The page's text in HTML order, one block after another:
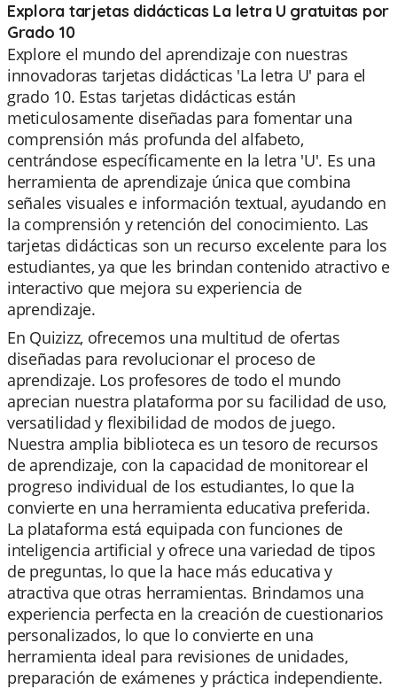
Explora tarjetas didácticas La letra U gratuitas por
Grado 10
Explore el mundo del aprendizaje con nuestras
innovadoras tarjetas didácticas 'La letra U' para el
grado 10. Estas tarjetas didácticas están
meticulosamente diseñadas para fomentar una
comprensión más profunda del alfabeto,
centrándose específicamente en la letra 'U'. Es una
herramienta de aprendizaje única que combina
señales visuales e información textual, ayudando en
la comprensión y retención del conocimiento. Las
tarjetas didácticas son un recurso excelente para los
estudiantes, ya que les brindan contenido atractivo e
interactivo que mejora su experiencia de
aprendizaje.
En Quizizz, ofrecemos una multitud de ofertas
diseñadas para revolucionar el proceso de
aprendizaje. Los profesores de todo el mundo
aprecian nuestra plataforma por su facilidad de uso,
versatilidad y flexibilidad de modos de juego.
Nuestra amplia biblioteca es un tesoro de recursos
de aprendizaje, con la capacidad de monitorear el
progreso individual de los estudiantes, lo que la
convierte en una herramienta educativa preferida.
La plataforma está equipada con funciones de
inteligencia artificial y ofrece una variedad de tipos
de preguntas, lo que la hace más educativa y
atractiva que otras herramientas. Brindamos una
experiencia perfecta en la creación de cuestionarios
personalizados, lo que lo convierte en una
herramienta ideal para revisiones de unidades,
preparación de exámenes y práctica independiente.